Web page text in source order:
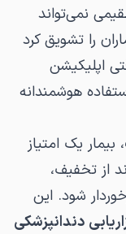
نمی‌تواند
را تشویق کرد
اپلیکیشن
هوشمندانه
یک امتیاز
از تخفیف،
شود. این
دندانپزشکی